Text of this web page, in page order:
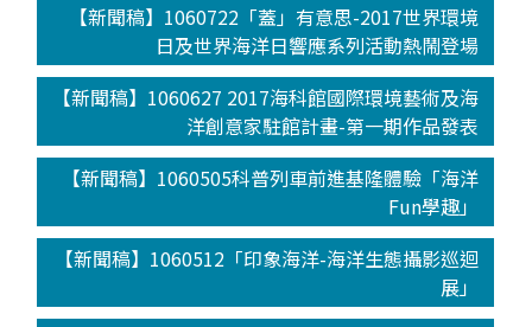
【新聞稿】1060722「蓋」有意思-2017世界環境
日及世界海洋日響應系列活動熱鬧登場
【新聞稿】1060627 2017海科館國際環境藝術及海
洋創意家駐館計畫-第一期作品發表
【新聞稿】1060505科普列車前進基隆體驗「海洋
Fun學趣」
【新聞稿】1060512「印象海洋-海洋生態攝影巡迴
展」